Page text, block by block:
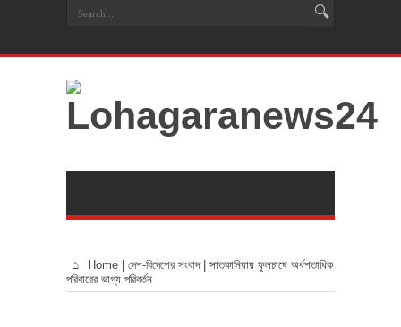
Home দেশ-বিদেশের সংবাদ
সাতকানিয়ায় ফুলচাষে অর্ধশতাধিক
পরিবারের ভাগ্য পরিবর্তন